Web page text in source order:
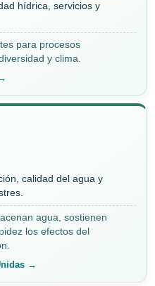
hídrica, servicios y
para procesos
y clima.
calidad del agua y
agua, sostienen
los efectos del
→